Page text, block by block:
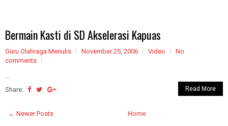
Bermain Kasti di SD Akselerasi Kapuas
Guru Olahraga Menulis November 25, 2006 Video
No
comments
...
Share:
Read More
← Newer Posts Home